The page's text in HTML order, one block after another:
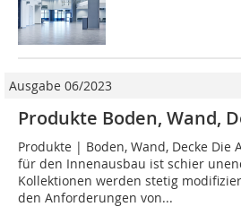
Ausgabe 06/2023
Produkte Boden, Wand,
Produkte | Boden, Wand, Decke Die
für den Innenausbau ist schier
Kollektionen werden stetig
den Anforderungen von...